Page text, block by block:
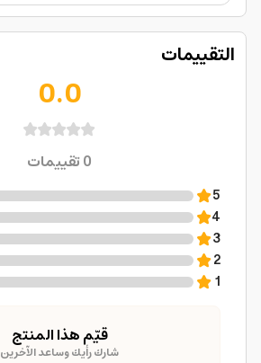
التقييمات
0.0
0تقييمات
5
4
3
2
1
قيّم هذا المنتج
شارك رأيك وساعد الآخرين